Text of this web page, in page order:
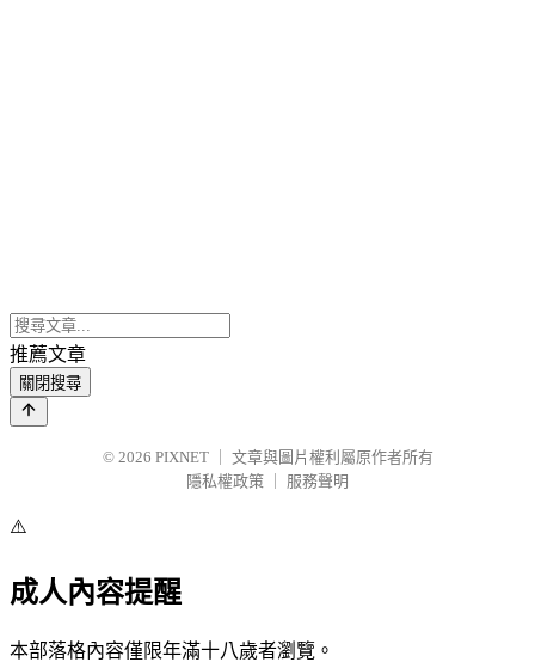
推薦文章
關閉搜尋
© 2026 PIXNET
文章與圖片權利屬原作者所有
隱私權政策
服務聲明
⚠️
成人內容提醒
本部落格內容僅限年滿十八歲者瀏覽。